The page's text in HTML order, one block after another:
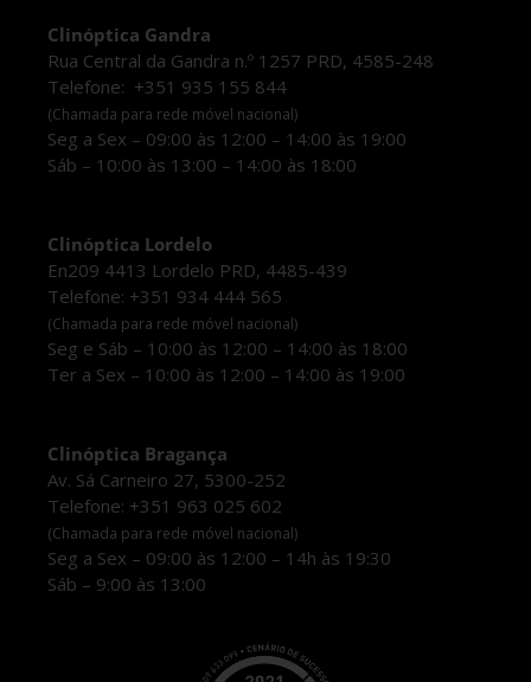
Clinóptica Gandra
Rua Central da Gandra n.º 1257 PRD, 4585-248
Telefone: +351 935 155 844
(Chamada para rede móvel nacional)
Seg a Sex – 09:00 às 12:00 – 14:00 às 19:00
Sáb – 10:00 às 13:00 – 14:00 às 18:00
Clinóptica Lordelo
En209 4413 Lordelo PRD, 4485-439
Telefone: +351 934 444 565
(Chamada para rede móvel nacional)
Seg e Sáb – 10:00 às 12:00 – 14:00 às 18:00
Ter a Sex – 10:00 às 12:00 – 14:00 às 19:00
Clinóptica Bragança
Av. Sá Carneiro 27, 5300-252
Telefone: +351 963 025 602
(Chamada para rede móvel nacional)
Seg a Sex – 09:00 às 12:00 – 14h às 19:30
Sáb – 9:00 às 13:00